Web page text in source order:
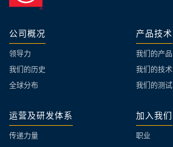
公司概况
领导力
我们的历史
全球分布
产品技术
我们的产品
我们的技术
我们的测试
运营及研发体系
传递力量
加入我们
职业